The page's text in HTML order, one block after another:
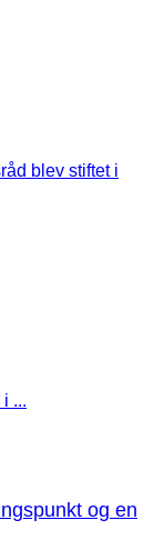
blev stiftet i
...
og en